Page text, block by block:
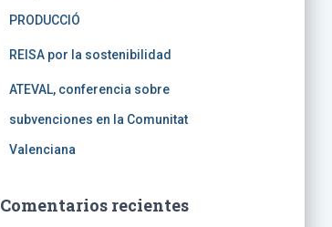
PRODUCCIÓ
REISA por la sostenibilidad
ATEVAL, conferencia sobre
subvenciones en la Comunitat
Valenciana
Comentarios recientes